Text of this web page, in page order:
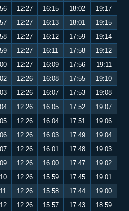
12:27 16:15 18:02
19:17
12:27 16:13 18:01
19:15
12:27 16:12 17:59
19:14
12:27 16:11 17:58
19:12
12:27 16:09 17:56
19:11
12:26 16:08 17:55
19:10
12:26 16:07 17:53
19:08
12:26 16:05 17:52
19:07
12:26 16:04 17:51
19:06
12:26 16:03 17:49
19:04
12:26 16:01 17:48
19:03
12:26 16:00 17:47
19:02
12:26 15:59 17:45
19:01
12:26 15:58 17:44
19:00
12:26 15:57 17:43
18:59